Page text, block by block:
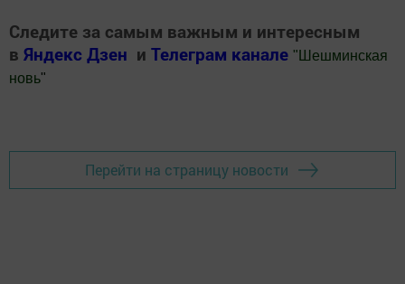
Следите за самым важным и интересным
в Яндекс Дзен и Телеграм канале " Шешминская
новь"
Перейти на страницу новости